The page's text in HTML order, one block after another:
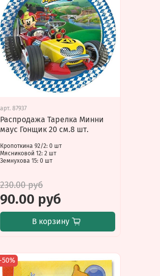
арт. 87937
Распродажа Тарелка Минни
маус Гонщик 20 см.8 шт.
Кропоткина 92/2: 0 шт
Мясниковой 12: 2 шт
Земнухова 15: 0 шт
230.00 руб
90.00 руб
В корзину
50%